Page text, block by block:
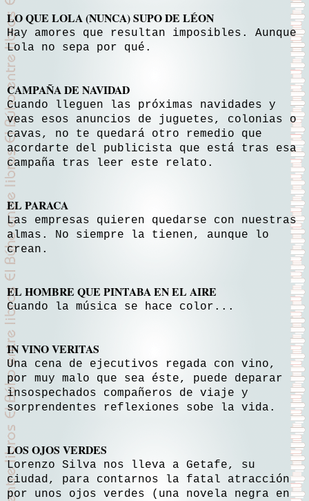
LO QUE LOLA (NUNCA) SUPO DE LÉON
Hay amores que resultan imposibles. Aunque
Lola no sepa por qué.
CAMPAÑA DE NAVIDAD
Cuando lleguen las próximas navidades y
veas esos anuncios de juguetes, colonias o
cavas, no te quedará otro remedio que
acordarte del publicista que está tras esa
campaña tras leer este relato.
EL PARACA
Las empresas quieren quedarse con nuestras
almas. No siempre la tienen, aunque lo
crean.
EL HOMBRE QUE PINTABA EN EL AIRE
Cuando la música se hace color...
IN VINO VERITAS
Una cena de ejecutivos regada con vino,
por muy malo que sea éste, puede deparar
insospechados compañeros de viaje y
sorprendentes reflexiones sobe la vida.
LOS OJOS VERDES
Lorenzo Silva nos lleva a Getafe, su
ciudad, para contarnos la fatal atracción
por unos ojos verdes (una novela negra en